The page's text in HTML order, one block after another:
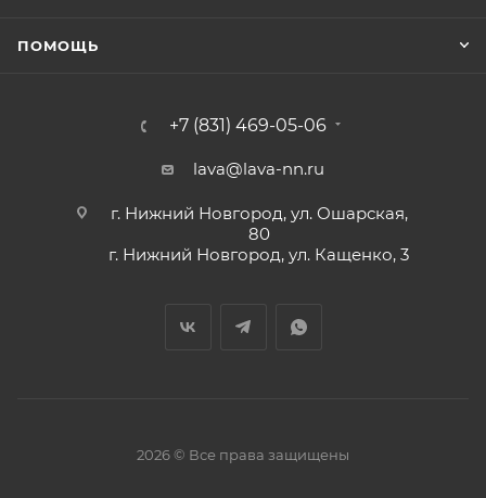
ПОМОЩЬ
+7 (831) 469-05-06
lava@lava-nn.ru
г. Нижний Новгород, ул. Ошарская,
80
г. Нижний Новгород, ул. Кащенко, 3
2026 © Все права защищены